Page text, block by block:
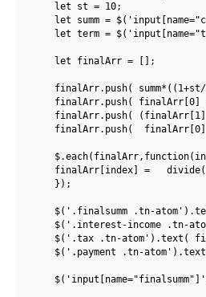
    let st = 10;
let summ =
let term =
    let finalArr = [];
finalArr.push(
finalArr.push(
finalArr.push(
finalArr.push(
finalArr[index] =
    });
$('.finalsumm .tn-
$('.interest-income .tn-
$('.tax .tn-atom').text(
$('.payment .tn-